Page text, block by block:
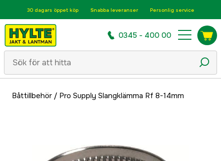
30 dagars öppet köp Snabba leveranser Personlig service
0345 - 400 00
Båttillbehör/ Pro Supply Slangklämma Rf 8-14mm